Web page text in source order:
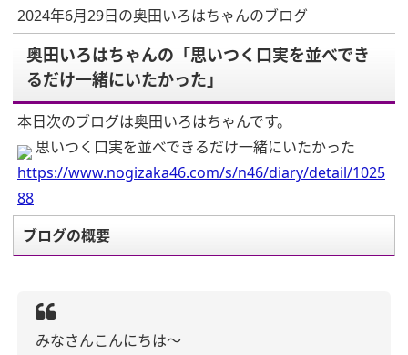
2024年6月29日の奥田いろはちゃんのブログ
奥田いろはちゃんの「思いつく口実を並べでき
るだけ一緒にいたかった」
本日次のブログは奥田いろはちゃんです。
思いつく口実を並べできるだけ一緒にいたかった
https://www.nogizaka46.com/s/n46/diary/detail/1025
88
ブログの概要
みなさんこんにちは〜